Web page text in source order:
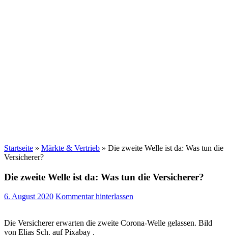
Startseite » Märkte & Vertrieb » Die zweite Welle ist da: Was tun die
Versicherer?
Die zweite Welle ist da: Was tun die Versicherer?
6. August 2020 Kommentar hinterlassen
Die Versicherer erwarten die zweite Corona-Welle gelassen. Bild
von Elias Sch. auf Pixabay .